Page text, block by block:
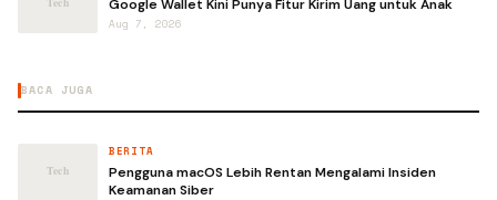
Google Wallet Kini Punya Fitur Kirim Uang untuk Anak
Aug 7, 2026
BACA JUGA
BERITA
Pengguna macOS Lebih Rentan Mengalami Insiden
Keamanan Siber